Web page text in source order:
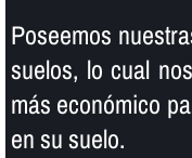
Poseemos
suelos, lo cual
más económico
en su suelo.